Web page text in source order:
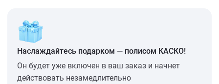
Наслаждайтесь подарком — полисом КАСКО!
Он будет уже включен в ваш заказ и начнет
действовать незамедлительно